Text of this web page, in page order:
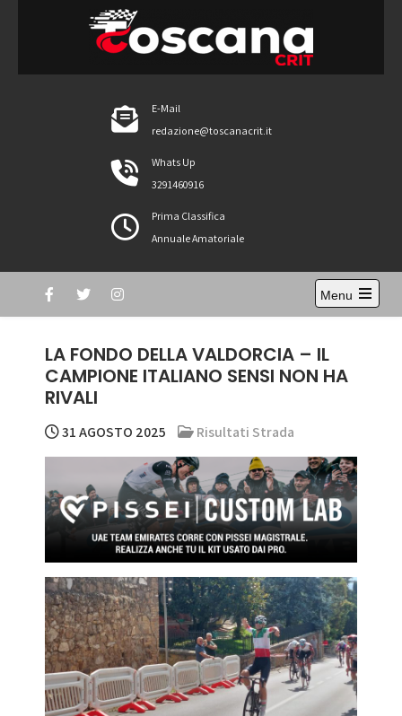
ToscanaCRIT
RIDE4WIN
E-Mail
redazione@toscanacrit.it
Whats Up
3291460916
Prima Classifica
Annuale Amatoriale
Menu
Open
LA FONDO DELLA VALDORCIA – IL
CAMPIONE ITALIANO SENSI NON HA
RIVALI
31 AGOSTO 2025 Risultati Strada